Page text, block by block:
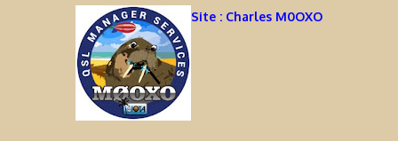
Site : Charles M0OXO